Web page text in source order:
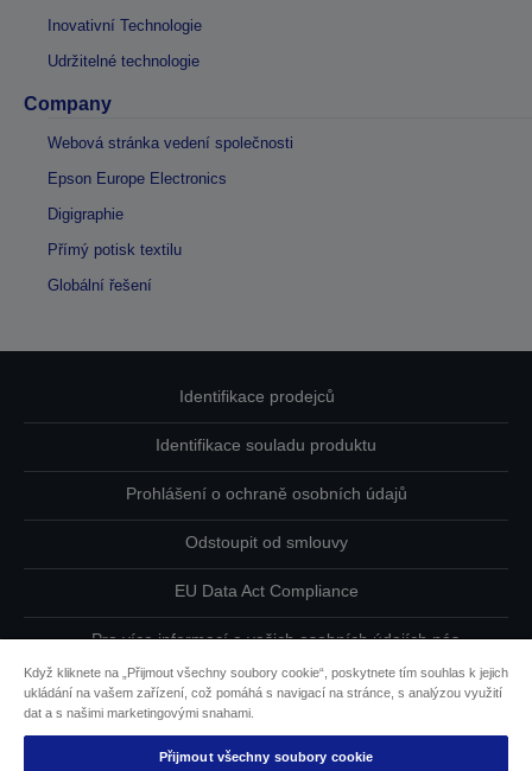
Inovativní Technologie
Udržitelné technologie
Company
Webová stránka vedení společnosti
Epson Europe Electronics
Digigraphie
Přímý potisk textilu
Globální řešení
Identifikace prodejců
Identifikace souladu produktu
Prohlášení o ochraně osobních údajů
Odstoupit od smlouvy
EU Data Act Compliance
Pro více informací o vašich osobních údajích nás
Informace o souborech cookie
Závazek usnadnění přístupu společnosti Epson
Když kliknete na „Přijmout všechny soubory cookie“, poskytnete tím souhlas k jejich
ukládání na vašem zařízení, což pomáhá s navigací na stránce, s analýzou využití
dat a s našimi marketingovými snahami.
Přijmout všechny soubory cookie